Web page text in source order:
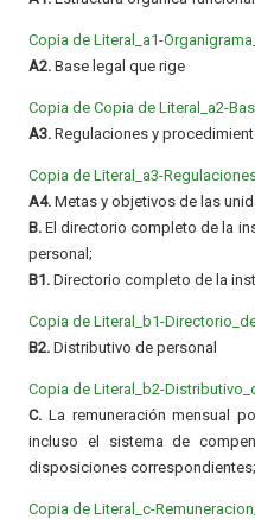
Copia de Literal_a1-
A2. Base legal que rige
Copia de Copia de Literal_a2-
A3. Regulaciones y
Copia de Literal_a3-
A4. Metas y objetivos de las
B. El directorio completo de la
personal;
B1. Directorio completo de la
Copia de Literal_b1-
B2. Distributivo de personal
Copia de Literal_b2-
C. La remuneración mensual
incluso el sistema de
disposiciones correspondientes;
Copia de Literal_c-